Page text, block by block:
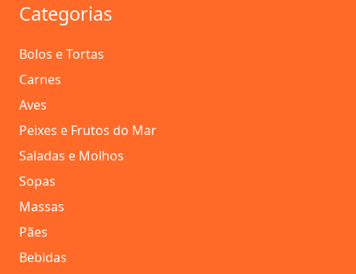
Categorias
Bolos e Tortas
Carnes
Aves
Peixes e Frutos do Mar
Saladas e Molhos
Sopas
Massas
Pães
Bebidas